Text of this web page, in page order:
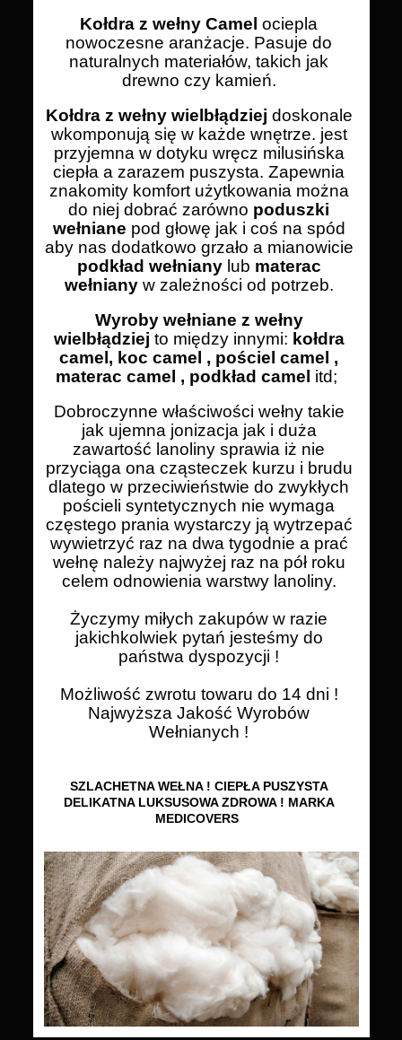
Kołdra z wełny Camel ociepla
nowoczesne aranżacje. Pasuje do
naturalnych materiałów, takich jak
drewno czy kamień.
Kołdra z wełny wielbłądziej doskonale
wkomponują się w każde wnętrze. jest
przyjemna w dotyku wręcz milusińska
ciepła a zarazem puszysta. Zapewnia
znakomity komfort użytkowania można
do niej dobrać zarówno poduszki
wełniane pod głowę jak i coś na spód
aby nas dodatkowo grzało a mianowicie
podkład wełnianylub materac
wełnianyw zależności od potrzeb.
Wyroby wełniane z wełny
wielbłądziej to między innymi: kołdra
camel, koc camel , pościel camel ,
materac camel , podkład camel itd;
Dobroczynne właściwości wełny takie
jak ujemna jonizacja jak i duża
zawartość lanoliny sprawia iż nie
przyciąga ona cząsteczek kurzu i brudu
dlatego w przeciwieństwie do zwykłych
pościeli syntetycznych nie wymaga
częstego prania wystarczy ją wytrzepać
wywietrzyć raz na dwa tygodnie a prać
wełnę należy najwyżej raz na pół roku
celem odnowienia warstwy lanoliny.
Życzymy miłych zakupów w razie
jakichkolwiek pytań jesteśmy do
państwa dyspozycji !
Możliwość zwrotu towaru do 14 dni !
Najwyższa Jakość Wyrobów
Wełnianych !
SZLACHETNA WEŁNA ! CIEPŁA PUSZYSTA
DELIKATNA LUKSUSOWA ZDROWA ! MARKA
MEDICOVERS